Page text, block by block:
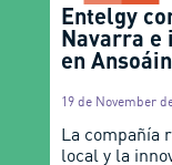
Entelgy
Navarra e
en Ansoáin
19 de November
La compañía
local y la